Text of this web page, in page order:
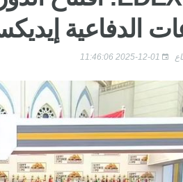
الدفاعية إيديكس